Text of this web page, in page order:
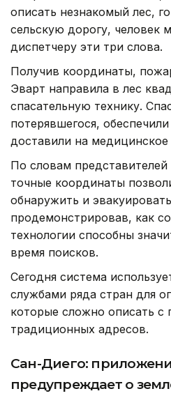
описать незнакомый лес,
сельскую дорогу, человек
диспетчеру эти три слова.
Получив координаты,
Эварт направила в лес
спасательную технику.
потерявшегося,
доставили на медицинское
По словам
точные координаты
обнаружить и
продемонстрировав, как
технологии способны
время поисков.
Сегодня система
службами ряда стран для
которые сложно описать
традиционных адресов.
Сан-Диего:
предупреждает о